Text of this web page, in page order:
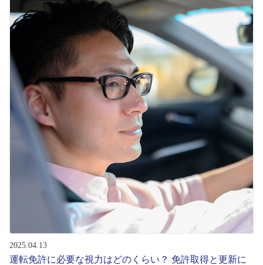
2025.04.13
運転免許に必要な視力はどのくらい？ 免許取得と更新に